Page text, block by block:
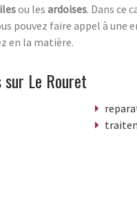
ou les ardoises. Dans ce
pouvez faire appel à
en la matière.
Le Rouret